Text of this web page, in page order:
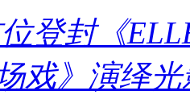
登封《
戏》演绎